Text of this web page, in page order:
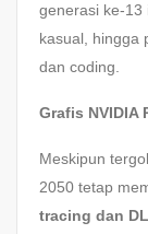
generasi ke-13
kasual, hingga
dan coding.
Grafis NVIDIA
Meskipun
2050 tetap
tracing dan